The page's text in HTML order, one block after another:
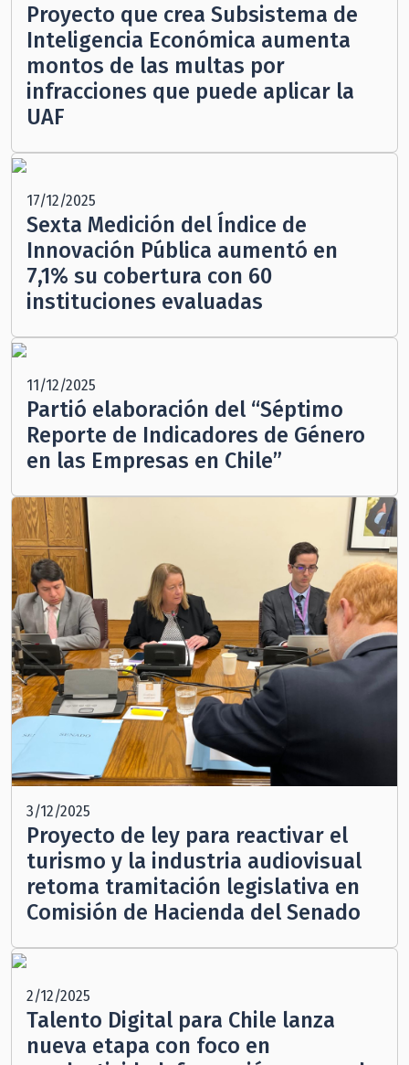
Proyecto que crea Subsistema de
Inteligencia Económica aumenta
montos de las multas por
infracciones que puede aplicar la
UAF
17/12/2025
Sexta Medición del Índice de
Innovación Pública aumentó en
7,1% su cobertura con 60
instituciones evaluadas
11/12/2025
Partió elaboración del “Séptimo
Reporte de Indicadores de Género
en las Empresas en Chile”
3/12/2025
Proyecto de ley para reactivar el
turismo y la industria audiovisual
retoma tramitación legislativa en
Comisión de Hacienda del Senado
2/12/2025
Talento Digital para Chile lanza
nueva etapa con foco en